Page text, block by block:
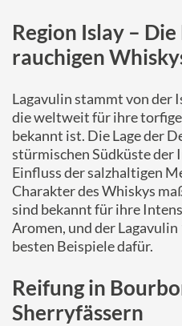
Region Islay –
rauchigen
Lagavulin stammt von der
die weltweit für ihre
bekannt ist. Die Lage der
stürmischen Südküste der
Einfluss der salzhaltigen
Charakter des Whiskys
sind bekannt für ihre
Aromen, und der
besten Beispiele dafür.
Reifung in
Sherryfässern